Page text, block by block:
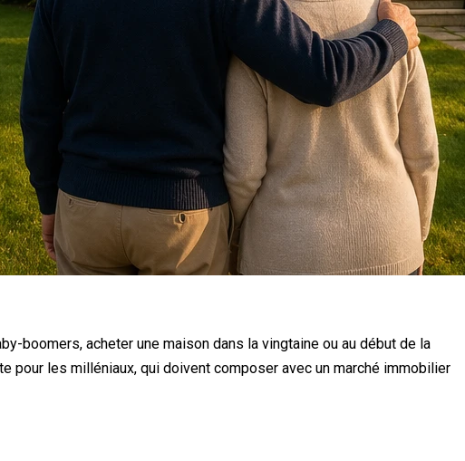
boomers, acheter une maison dans la vingtaine ou au début de la
pour les milléniaux, qui doivent composer avec un marché immobilier